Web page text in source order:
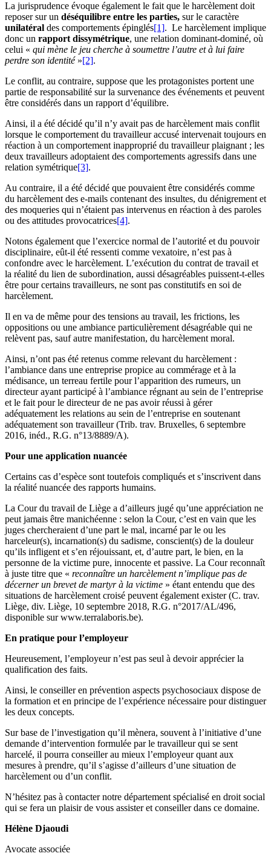
La jurisprudence évoque également le fait que le harcèlement doit
reposer sur un déséquilibre entre les parties, sur le caractère
unilatéral des comportements épinglés[1]. Le harcèlement implique
donc un rapport dissymétrique, une relation dominant-dominé, où
celui « qui mène le jeu cherche à soumettre l’autre et à lui faire
perdre son identité »[2].
Le conflit, au contraire, suppose que les protagonistes portent une
partie de responsabilité sur la survenance des événements et peuvent
être considérés dans un rapport d’équilibre.
Ainsi, il a été décidé qu’il n’y avait pas de harcèlement mais conflit
lorsque le comportement du travailleur accusé intervenait toujours en
réaction à un comportement inapproprié du travailleur plaignant ; les
deux travailleurs adoptaient des comportements agressifs dans une
relation symétrique[3].
Au contraire, il a été décidé que pouvaient être considérés comme
du harcèlement des e-mails contenant des insultes, du dénigrement et
des moqueries qui n’étaient pas intervenus en réaction à des paroles
ou des attitudes provocatrices[4].
Notons également que l’exercice normal de l’autorité et du pouvoir
disciplinaire, eût-il été ressenti comme vexatoire, n’est pas à
confondre avec le harcèlement. L’exécution du contrat de travail et
la réalité du lien de subordination, aussi désagréables puissent-t-elles
être pour certains travailleurs, ne sont pas constitutifs en soi de
harcèlement.
Il en va de même pour des tensions au travail, les frictions, les
oppositions ou une ambiance particulièrement désagréable qui ne
relèvent pas, sauf autre manifestation, du harcèlement moral.
Ainsi, n’ont pas été retenus comme relevant du harcèlement :
l’ambiance dans une entreprise propice au commérage et à la
médisance, un terreau fertile pour l’apparition des rumeurs, un
directeur ayant participé à l’ambiance régnant au sein de l’entreprise
et le fait pour le directeur de ne pas avoir réussi à gérer
adéquatement les relations au sein de l’entreprise en soutenant
adéquatement son travailleur (Trib. trav. Bruxelles, 6 septembre
2016, inéd., R.G. n°13/8889/A).
Pour une application nuancée
Certains cas d’espèce sont toutefois compliqués et s’inscrivent dans
la réalité nuancée des rapports humains.
La Cour du travail de Liège a d’ailleurs jugé qu’une appréciation ne
peut jamais être manichéenne : selon la Cour, c’est en vain que les
juges chercheraient d’une part le mal, incarné par le ou les
harceleur(s), incarnation(s) du sadisme, conscient(s) de la douleur
qu’ils infligent et s’en réjouissant, et, d’autre part, le bien, en la
personne de la victime pure, innocente et passive. La Cour reconnaît
à juste titre que « reconnaître un harcèlement n’implique pas de
décerner un brevet de martyr à la victime » étant entendu que des
situations de harcèlement croisé peuvent également exister (C. trav.
Liège, div. Liège, 10 septembre 2018, R.G. n°2017/AL/496,
disponible sur www.terralaboris.be).
En pratique pour l’employeur
Heureusement, l’employeur n’est pas seul à devoir apprécier la
qualification des faits.
Ainsi, le conseiller en prévention aspects psychosociaux dispose de
la formation et en principe de l’expérience nécessaire pour distinguer
les deux concepts.
Sur base de l’investigation qu’il mènera, souvent à l’initiative d’une
demande d’intervention formulée par le travailleur qui se sent
harcelé, il pourra conseiller au mieux l’employeur quant aux
mesures à prendre, qu’il s’agisse d’ailleurs d’une situation de
harcèlement ou d’un conflit.
N’hésitez pas à contacter notre département spécialisé en droit social
qui se fera un plaisir de vous assister et conseiller dans ce domaine.
Hélène Djaoudi
Avocate associée